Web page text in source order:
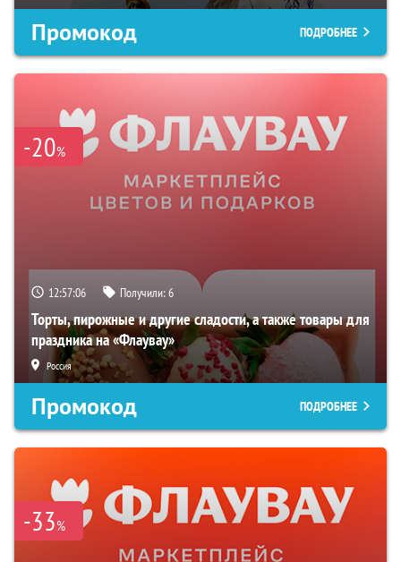
Промокод ПОДРОБНЕЕ
-20%
12:57:05 Получили:6
Торты, пирожные и другие сладости, а также товары для
праздника на «Флаувау»
Россия
Промокод ПОДРОБНЕЕ
-33%